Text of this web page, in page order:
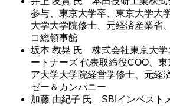
参与、東京大学卒、東京大学大
大学大学院修士、元経済産業省
コ総領事館
坂本 教晃 氏 株式会社東京大学
ートナーズ 代表取締役COO、
ア大学大学院経営学修士、元経
ゼー＆カンパニー
加藤 由紀子 氏 SBIインベスト